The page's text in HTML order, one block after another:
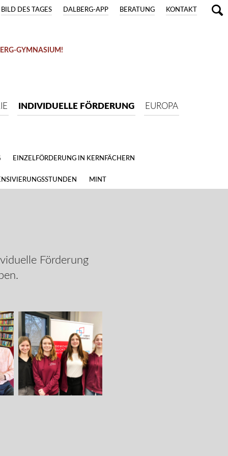
KONTAKT
BERATUNG
DALBERG-APP
BILD DES TAGES
GYMNASIUM!
INDIVIDUELLE FÖRDERUNG EUROPA
EINZELFÖRDERUNG IN KERNFÄCHERN
MINT
Förderung